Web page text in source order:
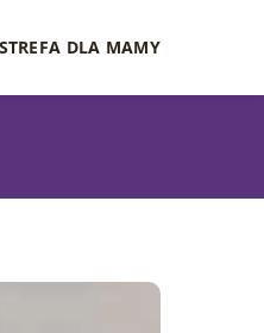
STREFA DLA MAMY